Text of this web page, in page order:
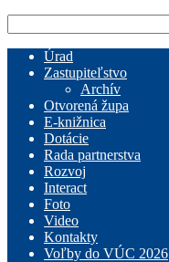
Úrad
Zastupiteľstvo
Archív
Otvorená župa
E-knižnica
Dotácie
Rada partnerstva
Rozvoj
Interact
Foto
Video
Kontakty
Voľby do VÚC 2026